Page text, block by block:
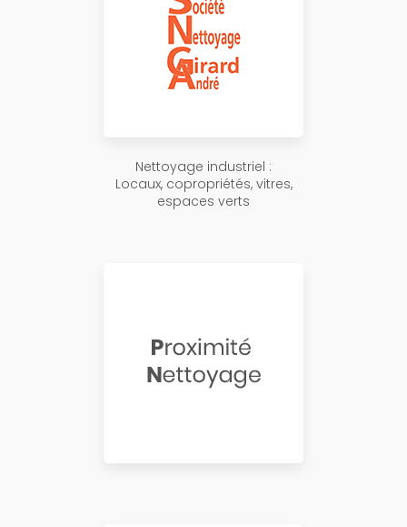
Nettoyage industriel :
Locaux, copropriétés, vitres,
espaces verts